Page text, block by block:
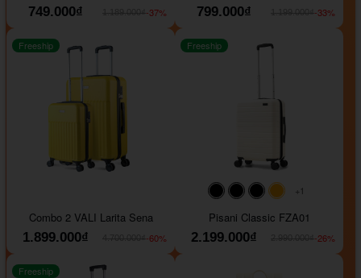
749.000₫
-37%
799.000₫
-33%
Freeship
Combo 2 VALI Larita Sena
1.899.000₫
-60%
#000000#000000
#000000
#ffa500
+1
Freeship
Pisani Classic FZA01
2.199.000₫
-26%
Freeship